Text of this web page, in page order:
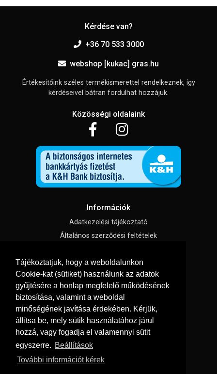
Tájékoztatjuk, hogy a weboldalunkon
Cookie-kat (sütiket) használunk az adatok
gyűjtésére a honlap megfelelő működésének
biztosítása, valamint a weboldal
minőségének javítása érdekében. Kérjük,
állítsa be, mely sütik használatához járul
hozzá, vagy fogadja el valamennyi sütit
egyszerre. Beállítások
További információt kérek
Kérdése van?
+36 70 533 3000
webshop [kukac] gras.hu
Értékesítőink széles termékismerettel rendelkeznek, így
kérdéseivel bátran fordulhat hozzájuk.
Közösségi oldalaink
Információk
Adatkezelési tájékoztató
Általános szerződési feltételek
Süti beállítások
Menü
Hírek, cikkek
Kapcsolat
Letölthető katalógusok
Szállítás és fizetés